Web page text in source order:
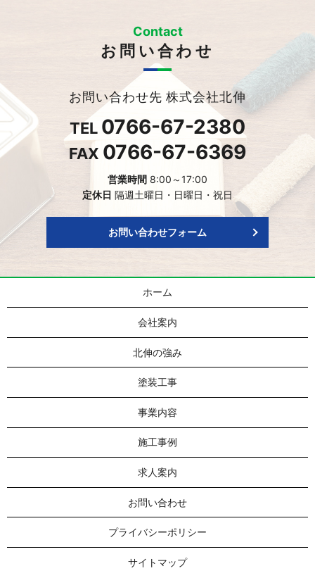
Contact
お問い合わせ
お問い合わせ先 株式会社北伸
TEL 0766-67-2380
FAX 0766-67-6369
営業時間 8:00～17:00
定休日 隔週土曜日・日曜日・祝日
お問い合わせフォーム
ホーム
会社案内
北伸の強み
塗装工事
事業内容
施工事例
求人案内
お問い合わせ
プライバシーポリシー
サイトマップ